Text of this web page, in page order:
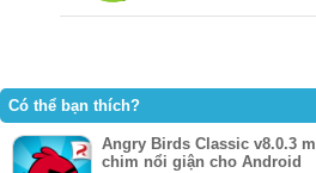
Có thể bạn thích?
Angry Birds Classic v8.0.3
chim nổi giận cho Android